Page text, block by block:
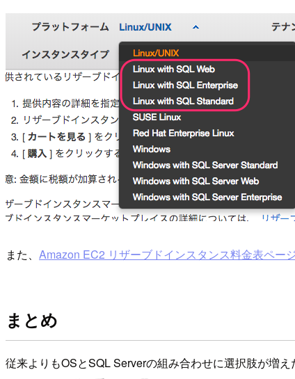
また、 Amazon EC2 リザーブドインスタンス料金表ペー
まとめ
従来よりもOSとSQL Serverの組み合わせに選択肢が増